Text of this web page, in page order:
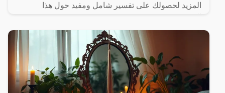
المزيد لحصولك على تفسير شامل ومفيد حول هذا